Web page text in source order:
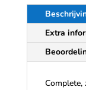
Extra
Complete,